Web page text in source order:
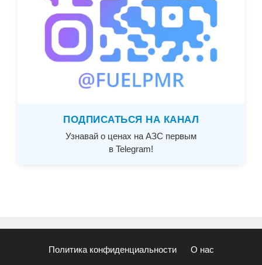
ПОДПИСАТЬСЯ НА КАНАЛ
Узнавай о ценах на АЗС первым
в Telegram!
Политика конфиденциальности О нас